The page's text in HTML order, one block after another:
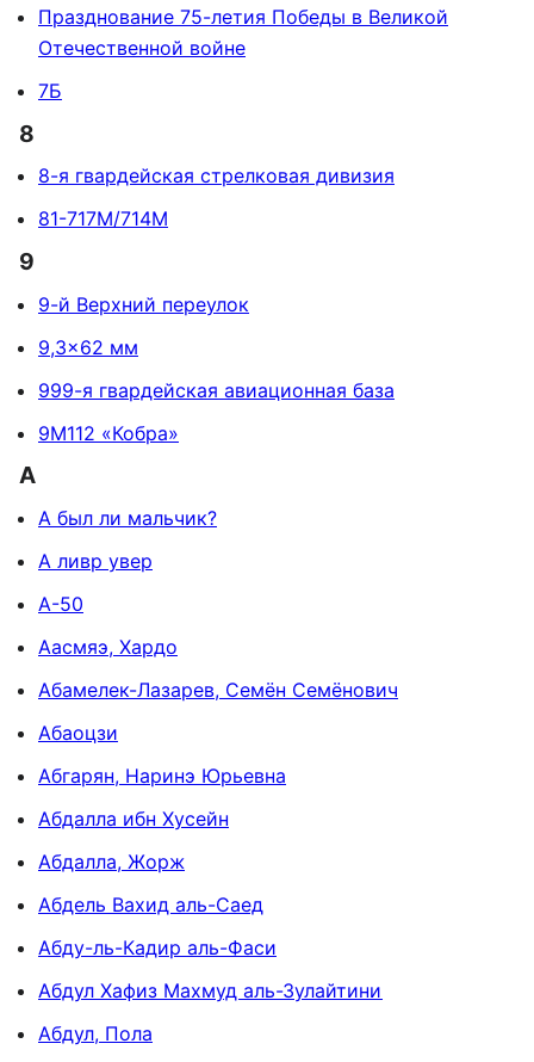
Празднование 75-летия Победы в Великой
Отечественной войне
7Б
8
8-я гвардейская стрелковая дивизия
81-717М/714М
9
9-й Верхний переулок
9,3×62 мм
999-я гвардейская авиационная база
9М112 «Кобра»
А
А был ли мальчик?
А ливр увер
А-50
Аасмяэ, Хардо
Абамелек-Лазарев, Семён Семёнович
Абаоцзи
Абгарян, Наринэ Юрьевна
Абдалла ибн Хусейн
Абдалла, Жорж
Абдель Вахид аль-Саед
Абду-ль-Кадир аль-Фаси
Абдул Хафиз Махмуд аль-Зулайтини
Абдул, Пола